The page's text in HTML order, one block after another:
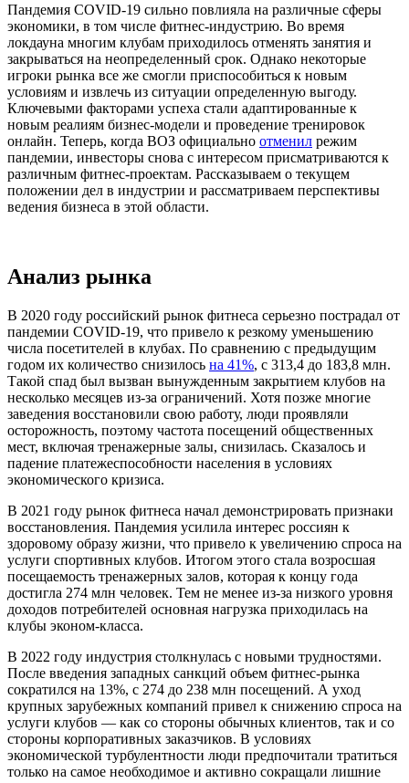
Пандемия COVID-19 сильно повлияла на различные сферы
экономики, в том числе фитнес-индустрию. Во время
локдауна многим клубам приходилось отменять занятия и
закрываться на неопределенный срок. Однако некоторые
игроки рынка все же смогли приспособиться к новым
условиям и извлечь из ситуации определенную выгоду.
Ключевыми факторами успеха стали адаптированные к
новым реалиям бизнес-модели и проведение тренировок
онлайн. Теперь, когда ВОЗ официально отменил режим
пандемии, инвесторы снова с интересом присматриваются к
различным фитнес-проектам. Рассказываем о текущем
положении дел в индустрии и рассматриваем перспективы
ведения бизнеса в этой области.
Анализ рынка
В 2020 году российский рынок фитнеса серьезно пострадал от
пандемии COVID-19, что привело к резкому уменьшению
числа посетителей в клубах. По сравнению с предыдущим
годом их количество снизилось на 41%, с 313,4 до 183,8 млн.
Такой спад был вызван вынужденным закрытием клубов на
несколько месяцев из-за ограничений. Хотя позже многие
заведения восстановили свою работу, люди проявляли
осторожность, поэтому частота посещений общественных
мест, включая тренажерные залы, снизилась. Сказалось и
падение платежеспособности населения в условиях
экономического кризиса.
В 2021 году рынок фитнеса начал демонстрировать признаки
восстановления. Пандемия усилила интерес россиян к
здоровому образу жизни, что привело к увеличению спроса на
услуги спортивных клубов. Итогом этого стала возросшая
посещаемость тренажерных залов, которая к концу года
достигла 274 млн человек. Тем не менее из-за низкого уровня
доходов потребителей основная нагрузка приходилась на
клубы эконом-класса.
В 2022 году индустрия столкнулась с новыми трудностями.
После введения западных санкций объем фитнес-рынка
сократился на 13%, с 274 до 238 млн посещений. А уход
крупных зарубежных компаний привел к снижению спроса на
услуги клубов — как со стороны обычных клиентов, так и со
стороны корпоративных заказчиков. В условиях
экономической турбулентности люди предпочитали тратиться
только на самое необходимое и активно сокращали лишние